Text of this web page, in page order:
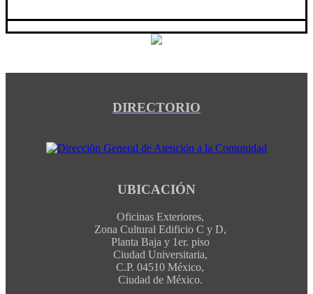
DIRECTORIO
UBICACIÓN
Oficinas Exteriores,
Zona Cultural Edificio C y D,
Planta Baja y 1er. piso
Ciudad Universitaria,
C.P. 04510 México,
Ciudad de México.